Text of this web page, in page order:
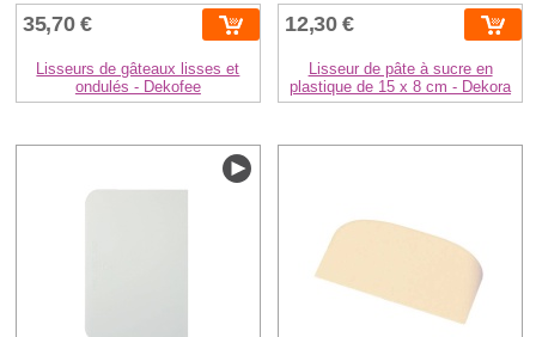
35,70 €
Lisseurs de gâteaux lisses et
ondulés - Dekofee
12,30 €
Lisseur de pâte à sucre en
plastique de 15 x 8 cm - Dekora